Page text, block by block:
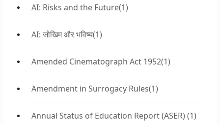
AI: Risks and the Future(1)
AI: जोखिम और भविष्य(1)
Amended Cinematograph Act 1952(1)
Amendment in Surrogacy Rules(1)
Annual Status of Education Report (ASER) (1)